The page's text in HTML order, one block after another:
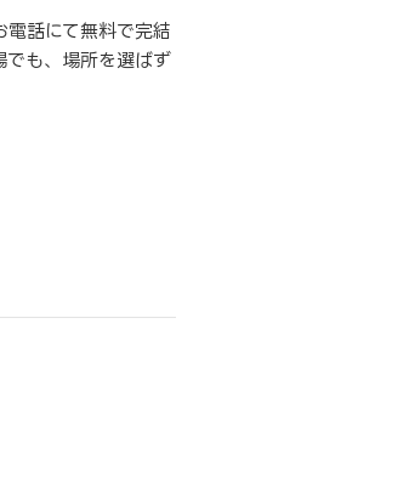
電話にて無料で完結
でも、場所を選ばず